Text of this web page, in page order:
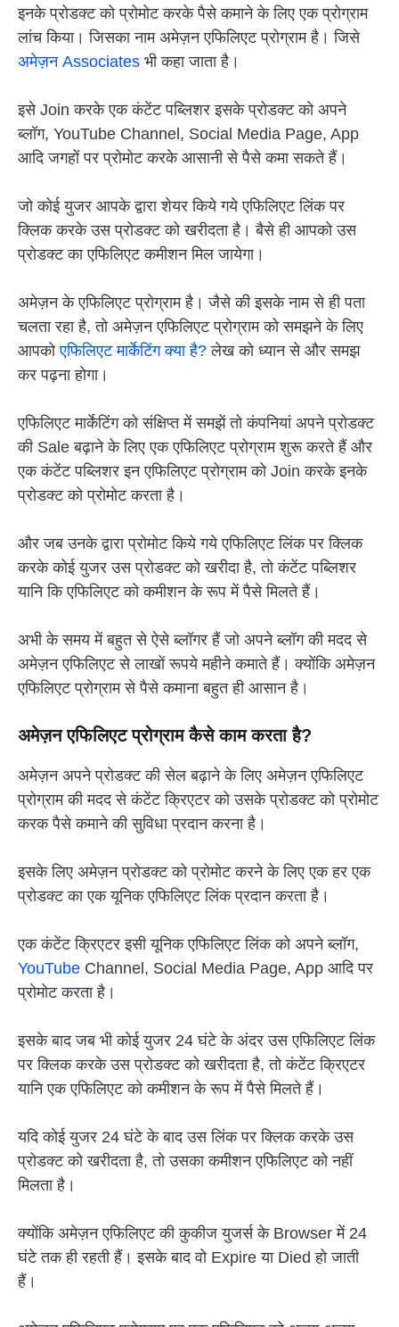
इनके प्रोडक्ट को प्रोमोट करके पैसे कमाने के लिए एक प्रोग्राम
लांच किया। जिसका नाम अमेज़न एफिलिएट प्रोग्राम है। जिसे
अमेज़न Associates भी कहा जाता है।
इसे Join करके एक कंटेंट पब्लिशर इसके प्रोडक्ट को अपने
ब्लॉग, YouTube Channel, Social Media Page, App
आदि जगहों पर प्रोमोट करके आसानी से पैसे कमा सकते हैं।
जो कोई युजर आपके द्वारा शेयर किये गये एफिलिएट लिंक पर
क्लिक करके उस प्रोडक्ट को खरीदता है। बैसे ही आपको उस
प्रोडक्ट का एफिलिएट कमीशन मिल जायेगा।
अमेज़न के एफिलिएट प्रोग्राम है। जैसे की इसके नाम से ही पता
चलता रहा है, तो अमेज़न एफिलिएट प्रोग्राम को समझने के लिए
आपकोएफिलिएट मार्केटिंग क्या है? लेख को ध्यान से और समझ
कर पढ़ना होगा।
एफिलिएट मार्केटिंग को संक्षिप्त में समझें तो कंपनियां अपने प्रोडक्ट
की Sale बढ़ाने के लिए एक एफिलिएट प्रोग्राम शुरू करते हैं और
एक कंटेंट पब्लिशर इन एफिलिएट प्रोग्राम को Join करके इनके
प्रोडक्ट को प्रोमोट करता है।
और जब उनके द्वारा प्रोमोट किये गये एफिलिएट लिंक पर क्लिक
करके कोई युजर उस प्रोडक्ट को खरीदा है, तो कंटेंट पब्लिशर
यानि कि एफिलिएट को कमीशन के रूप में पैसे मिलते हैं।
अभी के समय में बहुत से ऐसे ब्लॉगर हैं जो अपने ब्लॉग की मदद से
अमेज़न एफिलिएट से लाखों रूपये महीने कमाते हैं। क्योंकि अमेज़न
एफिलिएट प्रोग्राम से पैसे कमाना बहुत ही आसान है।
अमेज़न एफिलिएट प्रोग्राम कैसे काम करता है?
अमेज़न अपने प्रोडक्ट की सेल बढ़ाने के लिए अमेज़न एफिलिएट
प्रोग्राम की मदद से कंटेंट क्रिएटर को उसके प्रोडक्ट को प्रोमोट
करक पैसे कमाने की सुविधा प्रदान करना है।
इसके लिए अमेज़न प्रोडक्ट को प्रोमोट करने के लिए एक हर एक
प्रोडक्ट का एक यूनिक एफिलिएट लिंक प्रदान करता है।
एक कंटेंट क्रिएटर इसी यूनिक एफिलिएट लिंक को अपने ब्लॉग,
YouTube Channel, Social Media Page, App आदि पर
प्रोमोट करता है।
इसके बाद जब भी कोई युजर 24 घंटे के अंदर उस एफिलिएट लिंक
पर क्लिक करके उस प्रोडक्ट को खरीदता है, तो कंटेंट क्रिएटर
यानि एक एफिलिएट को कमीशन के रूप में पैसे मिलते हैं।
यदि कोई युजर 24 घंटे के बाद उस लिंक पर क्लिक करके उस
प्रोडक्ट को खरीदता है, तो उसका कमीशन एफिलिएट को नहीं
मिलता है।
क्योंकि अमेज़न एफिलिएट की कुकीज युजर्स के Browser में 24
घंटे तक ही रहती हैं। इसके बाद वो Expire या Died हो जाती
हैं।